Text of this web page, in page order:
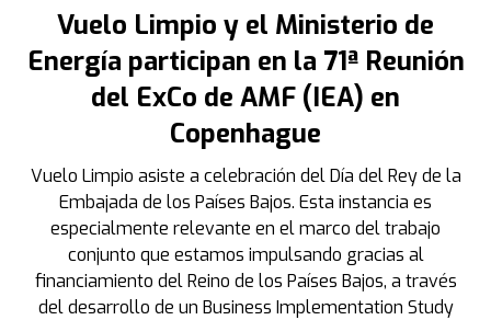
Vuelo Limpio y el Ministerio de
Energía participan en la 71ª Reunión
del ExCo de AMF (IEA) en
Copenhague
Vuelo Limpio asiste a celebración del Día del Rey de la
Embajada de los Países Bajos. Esta instancia es
especialmente relevante en el marco del trabajo
conjunto que estamos impulsando gracias al
financiamiento del Reino de los Países Bajos, a través
del desarrollo de un Business Implementation Study